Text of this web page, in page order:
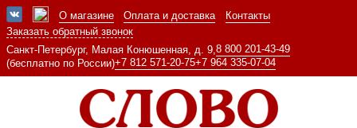
О магазине Оплата и доставка
Контакты
Заказать обратный звонок
Санкт-Петербург, Малая Конюшенная, д. 9, 8 800 201-43-49
(бесплатно по России)+7 812 571-20-75+7 964 335-07-04